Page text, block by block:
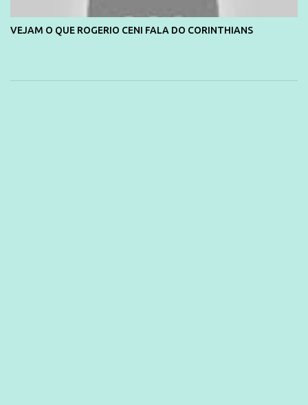
VEJAM O QUE ROGERIO CENI FALA DO CORINTHIANS